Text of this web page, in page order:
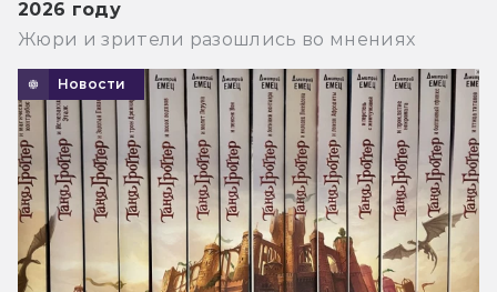
2026 году
Жюри и зрители разошлись во мнениях
Новости